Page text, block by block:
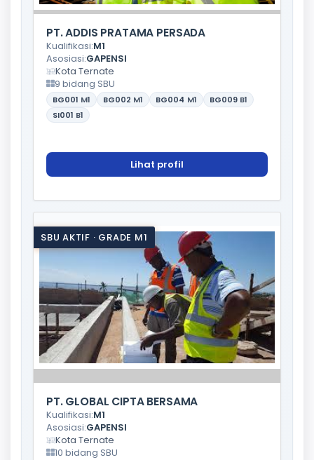
PT. ADDIS PRATAMA PERSADA
Kualifikasi:M1
Asosiasi:GAPENSI
Kota Ternate
9 bidang SBU
BG001 M1 BG002 M1 BG004 M1 BG009 B1
SI001 B1
Lihat profil
SBU AKTIF · GRADE M1
PT. GLOBAL CIPTA BERSAMA
Kualifikasi:M1
Asosiasi:GAPENSI
Kota Ternate
10 bidang SBU